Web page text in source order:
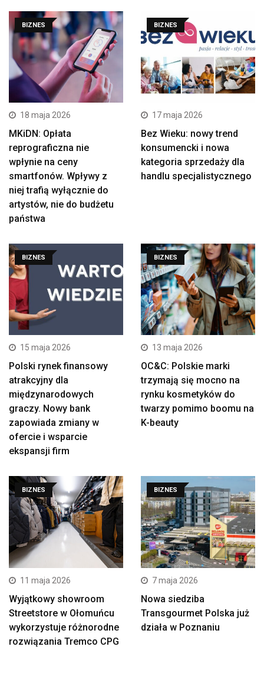
BIZNES
18 maja 2026
MKiDN: Opłata
reprograficzna nie
wpłynie na ceny
smartfonów. Wpływy z
niej trafią wyłącznie do
artystów, nie do budżetu
państwa
BIZNES
17 maja 2026
Bez Wieku: nowy trend
konsumencki i nowa
kategoria sprzedaży dla
handlu specjalistycznego
BIZNES
15 maja 2026
Polski rynek finansowy
atrakcyjny dla
międzynarodowych
graczy. Nowy bank
zapowiada zmiany w
ofercie i wsparcie
ekspansji firm
BIZNES
13 maja 2026
OC&C: Polskie marki
trzymają się mocno na
rynku kosmetyków do
twarzy pomimo boomu na
K-beauty
BIZNES
11 maja 2026
Wyjątkowy showroom
Streetstore w Ołomuńcu
wykorzystuje różnorodne
rozwiązania Tremco CPG
BIZNES
7 maja 2026
Nowa siedziba
Transgourmet Polska już
działa w Poznaniu